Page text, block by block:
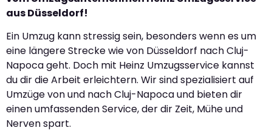
aus Düsseldorf!
Ein Umzug kann stressig sein, besonders wenn es um
eine längere Strecke wie von Düsseldorf nach Cluj-
Napoca geht. Doch mit Heinz Umzugsservice kannst
du dir die Arbeit erleichtern. Wir sind spezialisiert auf
Umzüge von und nach Cluj-Napoca und bieten dir
einen umfassenden Service, der dir Zeit, Mühe und
Nerven spart.